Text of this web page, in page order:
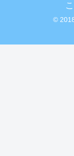
©